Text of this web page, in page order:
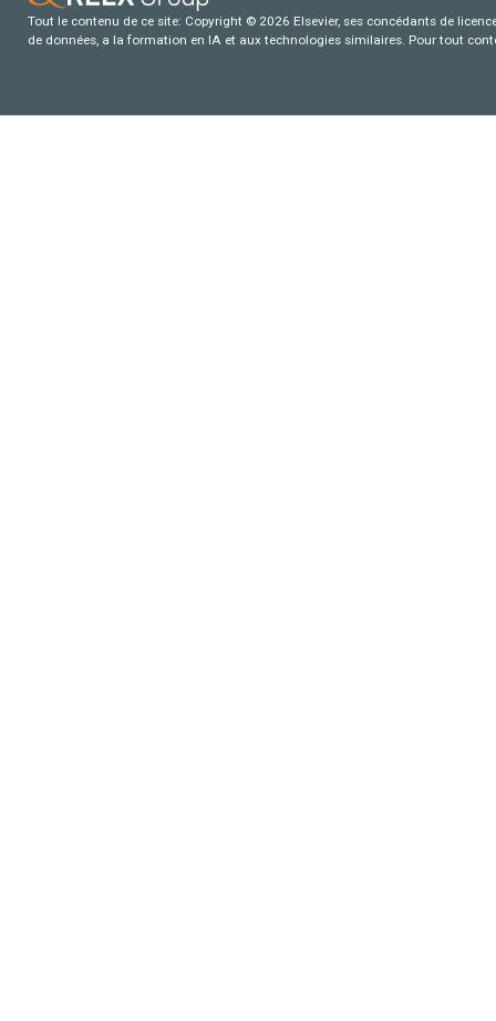
Tout le contenu de ce site: Copyright © 2026 Elsevier, ses concédants de
de données, a la formation en IA et aux technologies similaires. Pour tout